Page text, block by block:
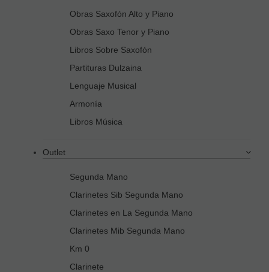
Obras Saxofón Alto y Piano
Obras Saxo Tenor y Piano
Libros Sobre Saxofón
Partituras Dulzaina
Lenguaje Musical
Armonía
Libros Música
Outlet
Segunda Mano
Clarinetes Sib Segunda Mano
Clarinetes en La Segunda Mano
Clarinetes Mib Segunda Mano
Km 0
Clarinete